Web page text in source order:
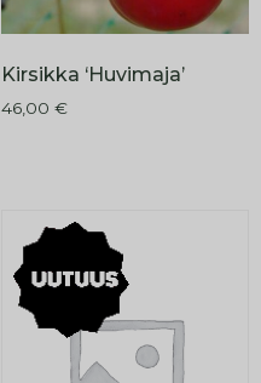
Kirsikka ‘Huvimaja’
46,00 €